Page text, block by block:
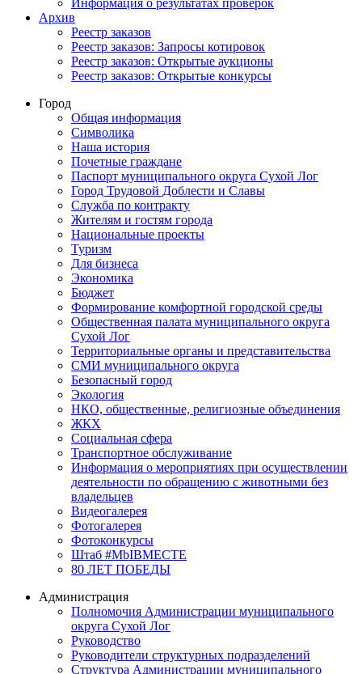
Архив
Реестр заказов
Реестр заказов: Запросы котировок
Реестр заказов: Открытые аукционы
Реестр заказов: Открытые конкурсы
Город
Общая информация
Символика
Наша история
Почетные граждане
Паспорт муниципального округа Сухой Лог
Город Трудовой Доблести и Славы
Служба по контракту
Жителям и гостям города
Национальные проекты
Туризм
Для бизнеса
Экономика
Бюджет
Формирование комфортной городской среды
Общественная палата муниципального округа
Сухой Лог
Территориальные органы и представительства
СМИ муниципального округа
Безопасный город
Экология
НКО, общественные, религиозные объединения
ЖКХ
Социальная сфера
Транспортное обслуживание
Информация о мероприятиях при осуществлении
деятельности по обращению с животными без
владельцев
Видеогалерея
Фотогалерея
Фотоконкурсы
Штаб #MbIBMECTE
80 ЛЕТ ПОБЕДЫ
Администрация
Полномочия Администрации муниципального
округа Сухой Лог
Руководство
Руководители структурных подразделений
Структура Администрации муниципального